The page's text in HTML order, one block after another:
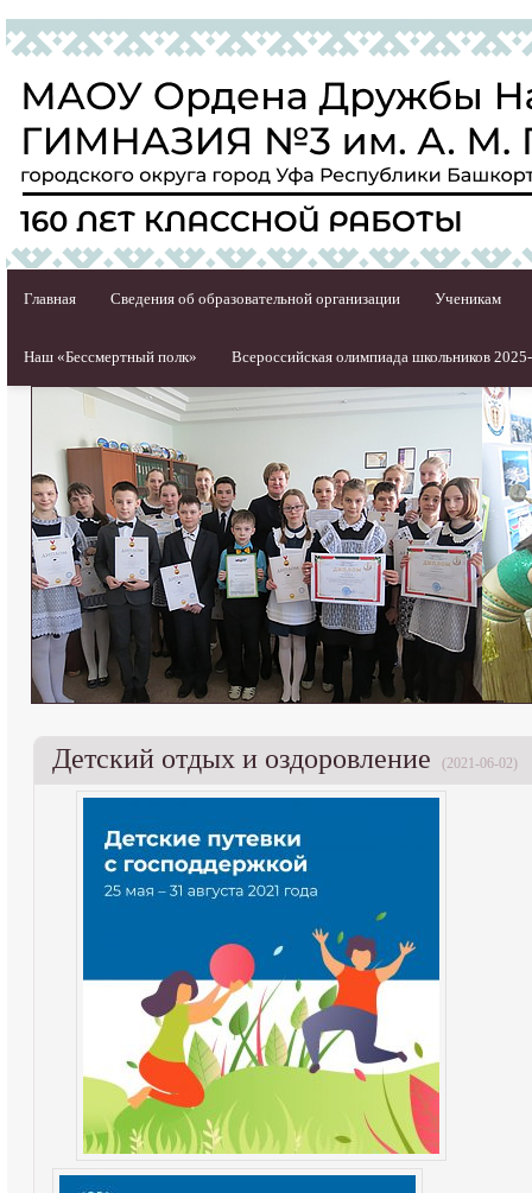
Главная Сведения об образовательной организации Ученикам
Наш «Бессмертный полк» Всероссийская олимпиада школьников
Детский отдых и оздоровление (2021-06-02)